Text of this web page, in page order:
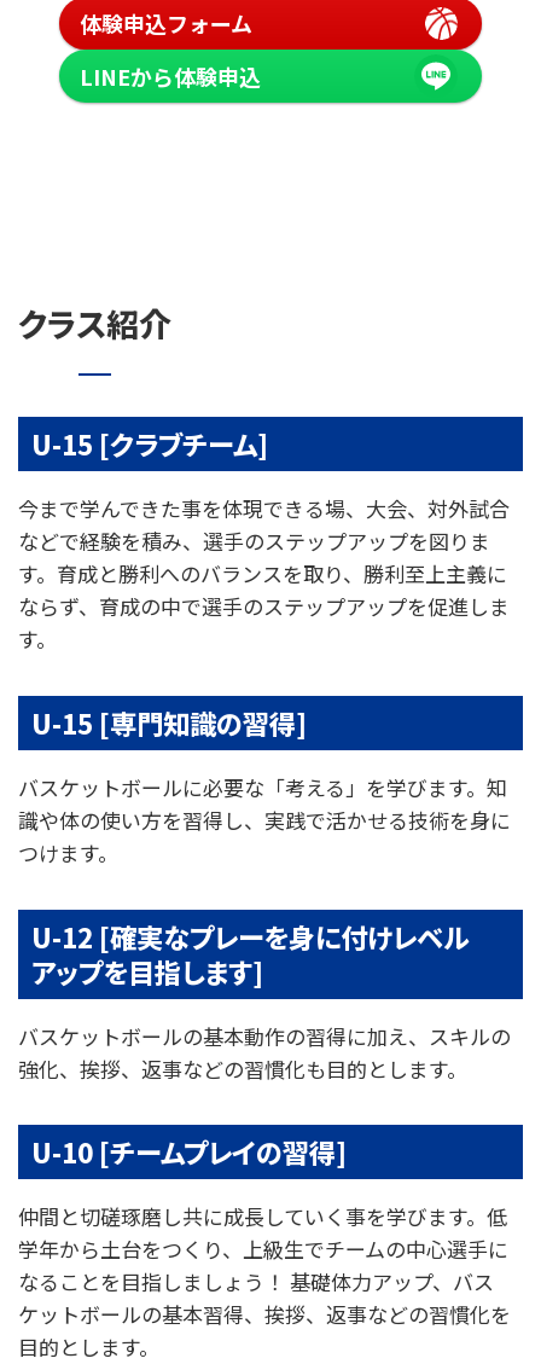
体験申込フォーム
LINEから体験申込
クラス紹介
U-15 [クラブチーム]
今まで学んできた事を体現できる場、大会、対外試合
などで経験を積み、選手のステップアップを図りま
す。育成と勝利へのバランスを取り、勝利至上主義に
ならず、育成の中で選手のステップアップを促進しま
す。
U-15 [専門知識の習得]
バスケットボールに必要な「考える」を学びます。知
識や体の使い方を習得し、実践で活かせる技術を身に
つけます。
U-12 [確実なプレーを身に付けレベル
アップを目指します]
バスケットボールの基本動作の習得に加え、スキルの
強化、挨拶、返事などの習慣化も目的とします。
U-10 [チームプレイの習得]
仲間と切磋琢磨し共に成長していく事を学びます。低
学年から土台をつくり、上級生でチームの中心選手に
なることを目指しましょう！ 基礎体力アップ、バス
ケットボールの基本習得、挨拶、返事などの習慣化を
目的とします。